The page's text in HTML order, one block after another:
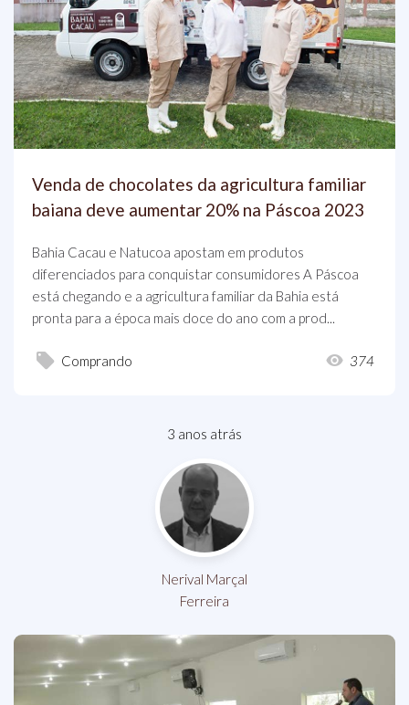
Venda de chocolates da agricultura familiar
baiana deve aumentar 20% na Páscoa 2023
Bahia Cacau e Natucoa apostam em produtos
diferenciados para conquistar consumidores A Páscoa
está chegando e a agricultura familiar da Bahia está
pronta para a época mais doce do ano com a prod...
Comprando 374
3 anos atrás
Nerival Marçal
Ferreira